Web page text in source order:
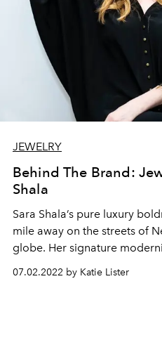
JEWELRY
Behind The Brand:
Shala
Sara Shala’s pure luxury
mile away on the streets of
globe. Her signature modernist-meets-classic aesthetic is
fashionable women
07.02.2022 by Katie Lister